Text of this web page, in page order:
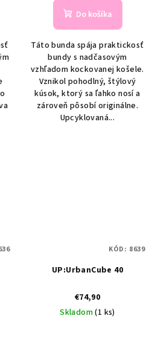
Do košíka
Táto bunda spája praktickosť
bundy s nadčasovým
vzhľadom kockovanej košele.
Vznikol pohodlný, štýlový
kúsok, ktorý sa ľahko nosí a
zároveň pôsobí originálne.
Upcyklovaná...
UP:UrbanCube 40
€74,90
Skladom(1 ks)
KÓD: 8639